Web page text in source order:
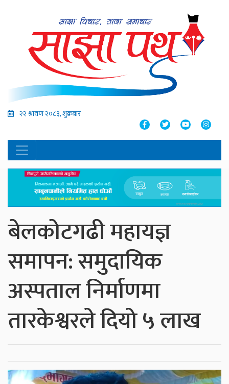
२२ श्रावण २०८३, शुक्रबार
बेलकोटगढी महायज्ञ
समापन: समुदायिक
अस्पताल निर्माणमा
तारकेश्वरले दियो ५ लाख